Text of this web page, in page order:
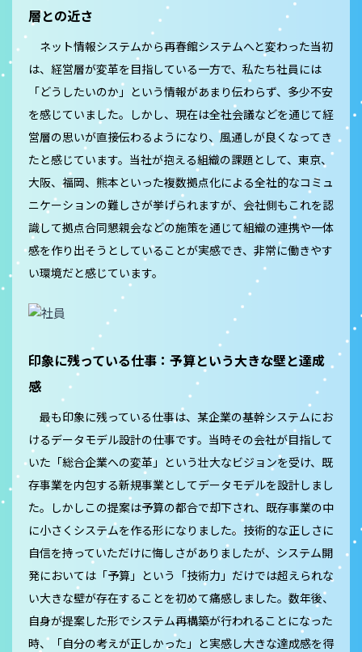
層との近さ
ネット情報システムから再春館システムへと変わった当初
は、経営層が変革を目指している一方で、私たち社員には
「どうしたいのか」という情報があまり伝わらず、多少不安
を感じていました。しかし、現在は全社会議などを通じて経
営層の思いが直接伝わるようになり、風通しが良くなってき
たと感じています。当社が抱える組織の課題として、東京、
大阪、福岡、熊本といった複数拠点化による全社的なコミュ
ニケーションの難しさが挙げられますが、会社側もこれを認
識して拠点合同懇親会などの施策を通じて組織の連携や一体
感を作り出そうとしていることが実感でき、非常に働きやす
い環境だと感じています。
印象に残っている仕事：予算という大きな壁と達成
感
最も印象に残っている仕事は、某企業の基幹システムにお
けるデータモデル設計の仕事です。当時その会社が目指して
いた「総合企業への変革」という壮大なビジョンを受け、既
存事業を内包する新規事業としてデータモデルを設計しまし
た。しかしこの提案は予算の都合で却下され、既存事業の中
に小さくシステムを作る形になりました。技術的な正しさに
自信を持っていただけに悔しさがありましたが、システム開
発においては「予算」という「技術力」だけでは超えられな
い大きな壁が存在することを初めて痛感しました。数年後、
自身が提案した形でシステム再構築が行われることになった
時、「自分の考えが正しかった」と実感し大きな達成感を得